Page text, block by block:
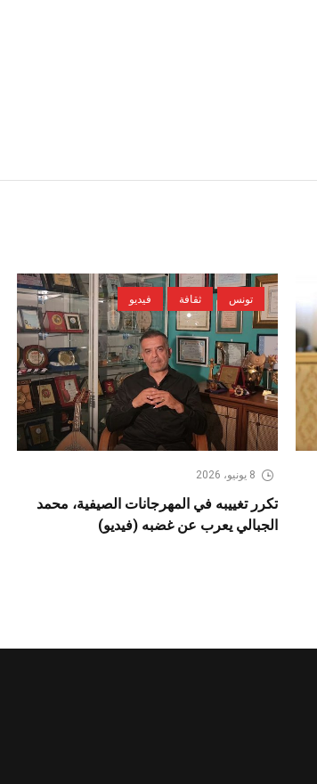
تونس ثقافة فيديو
8 يونيو، 2026
تكرر تغييبه في المهرجانات الصيفية، محمد
الجبالي يعرب عن غضبه (فيديو)